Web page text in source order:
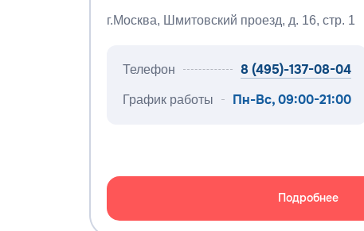
г.Москва, Шмитовский проезд, д. 16, стр. 1
Телефон 8 (495)-137-08-04
График работы Пн-Вс, 09:00-21:00
Подробнее